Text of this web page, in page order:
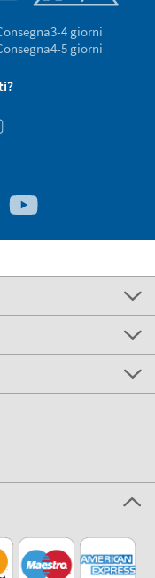
3-4 giorni
4-5 giorni